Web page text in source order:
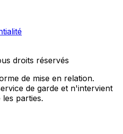
droits réservés
de mise en relation.
de garde et n'intervient
parties.